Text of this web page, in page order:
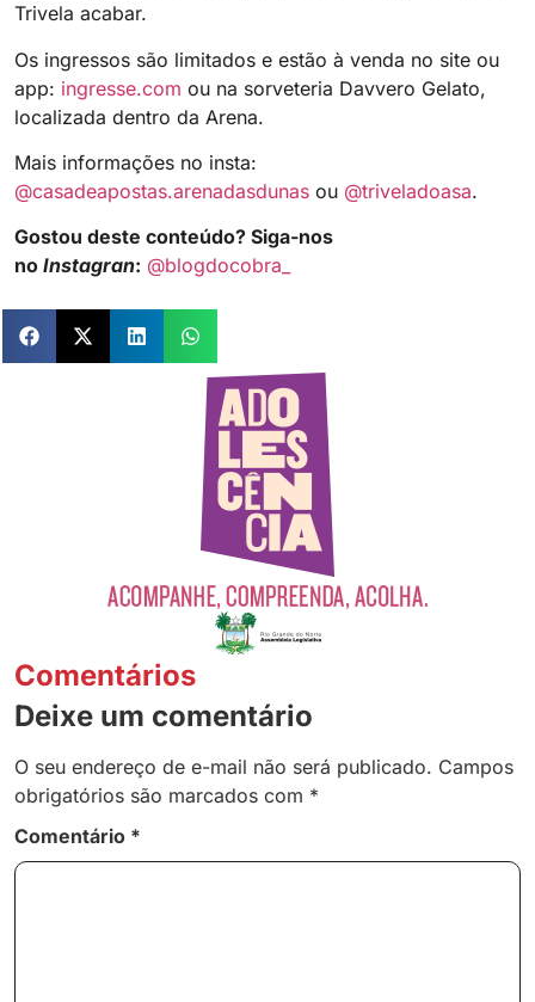
Trivela acabar.
Os ingressos são limitados e estão à venda no site ou
app: ingresse.com ou na sorveteria Davvero Gelato,
localizada dentro da Arena.
Mais informações no insta:
@casadeapostas.arenadasdunas ou @triveladoasa.
Gostou deste conteúdo? Siga-nos
no Instagran: @blogdocobra_
Comentários
Deixe um comentário
O seu endereço de e-mail não será publicado. Campos
obrigatórios são marcados com *
Comentário *